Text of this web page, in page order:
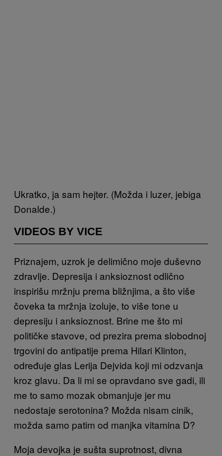
Ukratko, ja sam hejter. (Možda i luzer, jebiga
Donalde.)
VIDEOS BY VICE
Priznajem, uzrok je delimično moje duševno
zdravlje. Depresija i anksioznost odlično
inspirišu mržnju prema bližnjima, a što više
čoveka ta mržnja izoluje, to više tone u
depresiju i anksioznost. Brine me što mi
političke stavove, od prezira prema slobodnoj
trgovini do antipatije prema Hilari Klinton,
određuje glas Lerija Dejvida koji mi odzvanja
kroz glavu. Da li mi se opravdano sve gadi, ili
me to samo mozak obmanjuje jer mu
nedostaje serotonina? Možda nisam cinik,
možda samo patim od manjka vitamina D?
Moja devojka je sušta suprotnost, divna